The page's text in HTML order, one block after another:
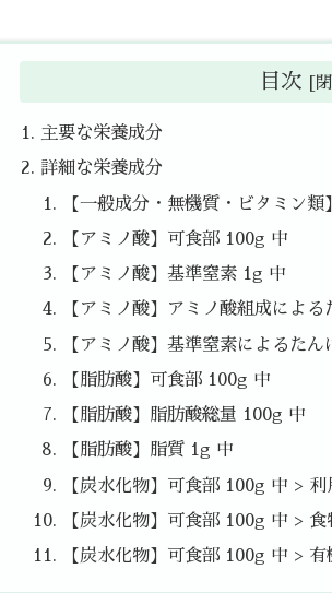
目次
主要な栄養成分
詳細な栄養成分
【一般成分・無機質・ビタミン
【アミノ酸】可食部 100g 中
【アミノ酸】基準窒素 1g 中
【アミノ酸】アミノ酸組成によ
【アミノ酸】基準窒素によるた
【脂肪酸】可食部 100g 中
【脂肪酸】脂肪酸総量 100g 中
【脂肪酸】脂質 1g 中
【炭水化物】可食部 100g 中 >
【炭水化物】可食部 100g 中 > 食
【炭水化物】可食部 100g 中 > 有